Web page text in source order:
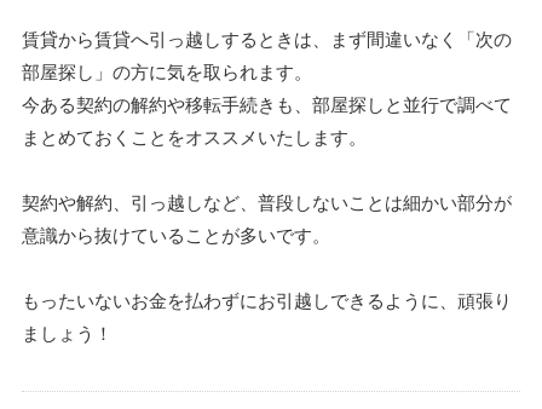
賃貸から賃貸へ引っ越しするときは、まず間違いなく「次の
部屋探し」の方に気を取られます。
今ある契約の解約や移転手続きも、部屋探しと並行で調べて
まとめておくことをオススメいたします。
契約や解約、引っ越しなど、普段しないことは細かい部分が
意識から抜けていることが多いです。
もったいないお金を払わずにお引越しできるように、頑張り
ましょう！